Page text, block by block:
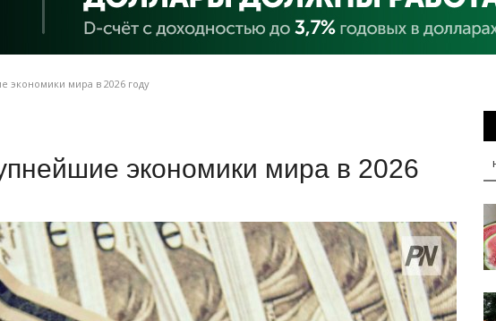
экономики мира в 2026 году
экономики мира в 2026